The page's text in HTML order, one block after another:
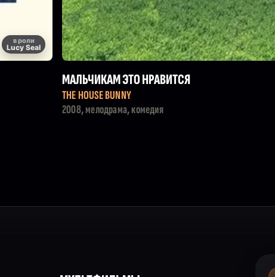
в роли
Lucy Seal
МАЛЬЧИКАМ ЭТО НРАВИТСЯ
THE HOUSE BUNNY
2008, мелодрама, комедия